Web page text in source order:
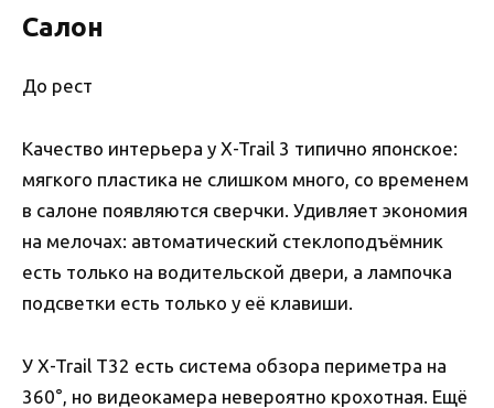
Салон
До рест
Качество интерьера у X-Trail 3 типично японское:
мягкого пластика не слишком много, со временем
в салоне появляются сверчки. Удивляет экономия
на мелочах: автоматический стеклоподъёмник
есть только на водительской двери, а лампочка
подсветки есть только у её клавиши.
У X-Trail Т32 есть система обзора периметра на
360°, но видеокамера невероятно крохотная. Ещё